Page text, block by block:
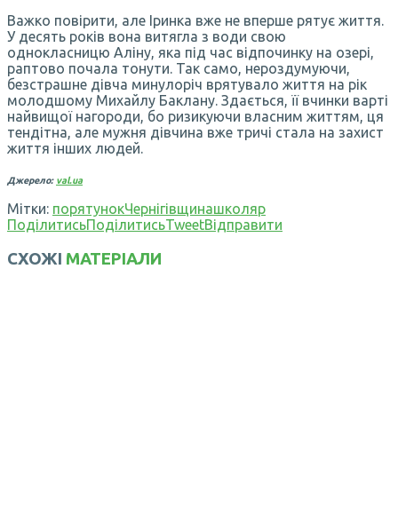
Важко повірити, але Іринка вже не вперше рятує життя.
У десять років вона витягла з води свою
однокласницю Аліну, яка під час відпочинку на озері,
раптово почала тонути. Так само, нероздумуючи,
безстрашне дівча минулоріч врятувало життя на рік
молодшому Михайлу Баклану. Здається, її вчинки варті
найвищої нагороди, бо ризикуючи власним життям, ця
тендітна, але мужня дівчина вже тричі стала на захист
життя інших людей.
Джерело: val.ua
Мітки: порятунокЧернігівщинашколяр
ПоділитисьПоділитисьTweetВідправити
СХОЖІ МАТЕРІАЛИ